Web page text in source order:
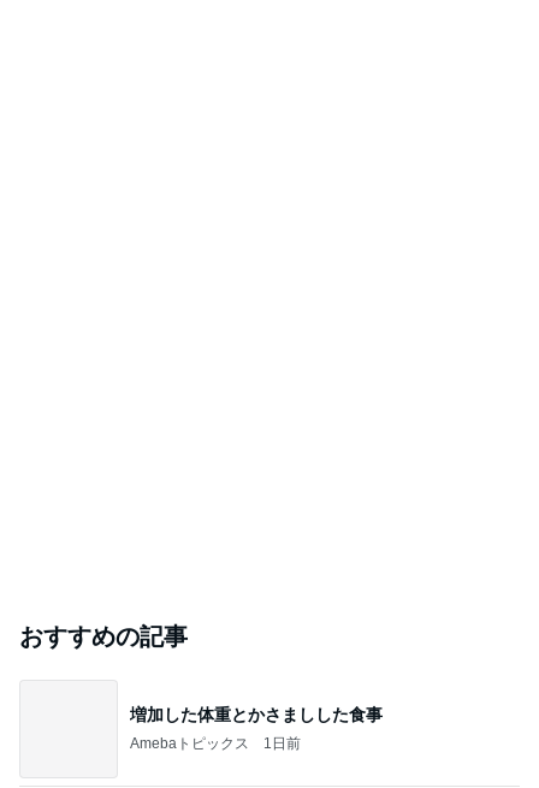
おすすめの記事
増加した体重とかさましした食事
Amebaトピックス 1日前